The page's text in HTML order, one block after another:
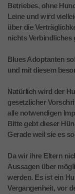
Betriebes, ohne
Leine und wird
über die
nichts Verbindliches
Blues Adoptanten
und mit diesem
Natürlich wird der
gesetzlicher
alle notwendigen
Bitte gebt dieser
Gerade weil sie es
Da wir ihre Eltern
Aussagen über
werden. Es ist ein
Vergangenheit, vor